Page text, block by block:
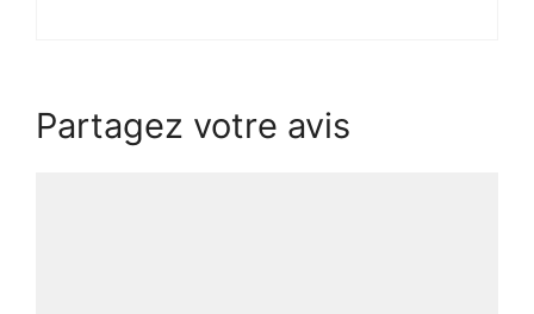
Partagez votre avis